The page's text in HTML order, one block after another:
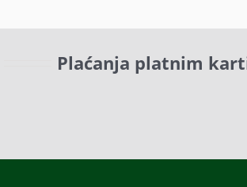
Plaćanja platnim